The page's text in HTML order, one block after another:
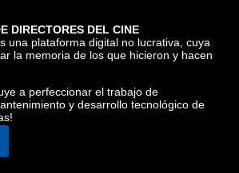
DIRECTORES DEL CINE
una plataforma digital no lucrativa, cuya
la memoria de los que hicieron y hacen
a perfeccionar el trabajo de
y desarrollo tecnológico de